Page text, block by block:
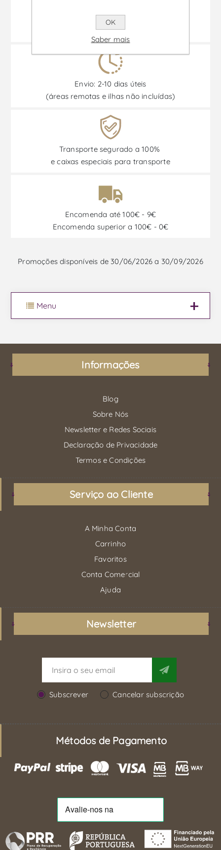
Como podemos ajudar?
Ajuda »
Envio: 2-10 dias úteis
(áreas remotas e ilhas não incluídas)
Transporte segurado a 100%
e caixas especiais para transporte
Encomenda até 100€ - 9€
Encomenda superior a 100€ - 0€
Promoções disponíveis de 30/06/2026 a 30/09/2026
Menu
Informações
Blog
Sobre Nós
Newsletter e Redes Sociais
Declaração de Privacidade
Termos e Condições
Serviço ao Cliente
A Minha Conta
Carrinho
Favoritos
Conta Comercial
Ajuda
Newsletter
Subscrever Cancelar subscrição
Métodos de Pagamento
OK
Saber mais